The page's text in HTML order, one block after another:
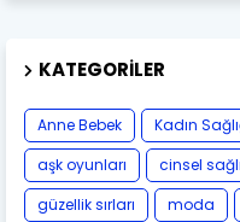
KATEGORILER
Anne Bebek Kadın
aşk oyunları
cinsel
güzellik sırları
moda